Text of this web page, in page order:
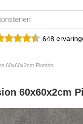
648
60x60x2cm Piombo
60x60x2cm